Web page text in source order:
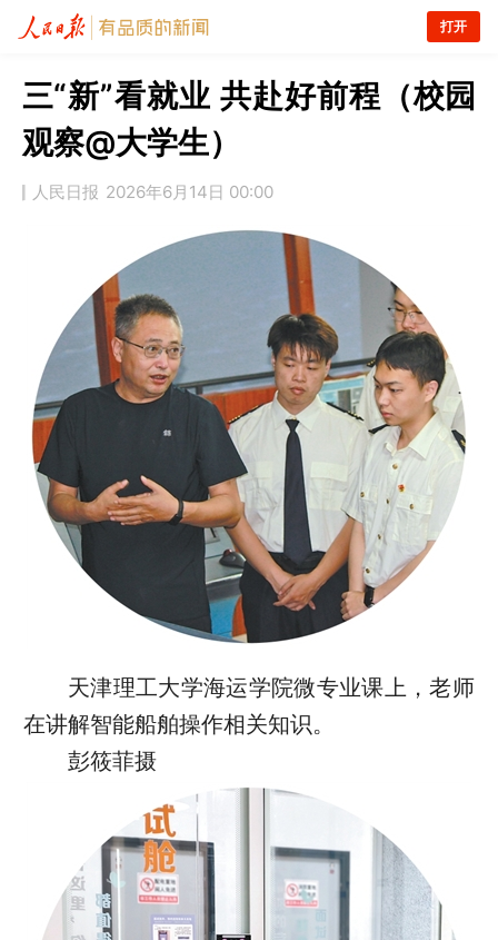
打开
三“新”看就业 共赴好前程（校园
观察@大学生）
人民日报 2026年6月14日 00:00
天津理工大学海运学院微专业课上，老师
在讲解智能船舶操作相关知识。
彭筱菲摄